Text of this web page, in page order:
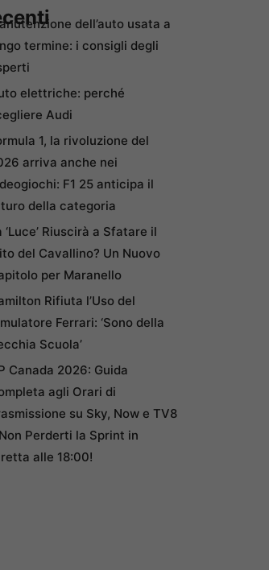
dell’auto usata a
termine: i consigli degli
elettriche: perché
Audi
1, la rivoluzione del
arriva anche nei
F1 25 anticipa il
della categoria
‘Luce’ Riuscirà a Sfatare il
del Cavallino? Un Nuovo
per Maranello
Rifiuta l’Uso del
Ferrari: ‘Sono della
Scuola’
Canada 2026: Guida
agli Orari di
su Sky, Now e TV8
Perderti la Sprint in
alle 18:00!